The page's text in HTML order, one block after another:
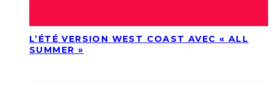
L’ÉTÉ VERSION WEST COAST AVEC « ALL
SUMMER »